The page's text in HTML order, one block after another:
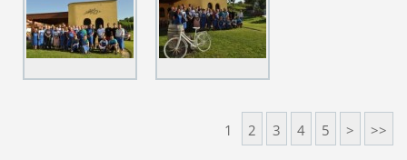
1 2 3 4 5 > >>